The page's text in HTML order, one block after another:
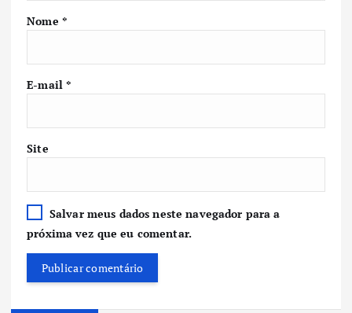
Nome *
E-mail*
Site
Salvar meus dados neste navegador para a
próxima vez que eu comentar.